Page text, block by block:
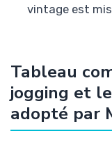
vintage est
Tableau
jogging et
adopté par